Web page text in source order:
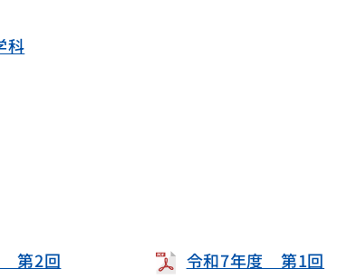
科
第2回
令和7年度 第1回